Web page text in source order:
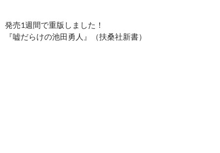
発売1週間で重版しました！
『嘘だらけの池田勇人』（扶桑社新書）